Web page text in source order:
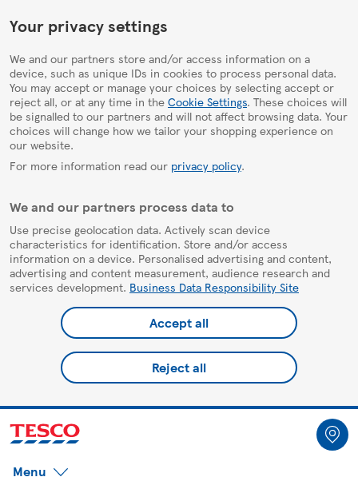
HelpPage
Your privacy settings
We and our partners store and/or access information on a
device, such as unique IDs in cookies to process personal data.
You may accept or manage your choices by selecting accept or
reject all, or at any time in the Cookie Settings. These choices will
be signalled to our partners and will not affect browsing data. Your
choices will change how we tailor your shopping experience on
our website.
For more information read our privacy policy.
We and our partners process data to
Use precise geolocation data. Actively scan device
characteristics for identification. Store and/or access
information on a device. Personalised advertising and content,
advertising and content measurement, audience research and
services development. Business Data Responsibility Site
Accept all
Reject all
Menu